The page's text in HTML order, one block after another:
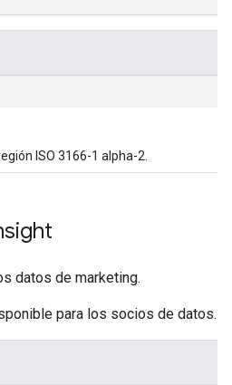
ISO 3166-1 alpha-2.
datos de marketing.
para los socios de datos.